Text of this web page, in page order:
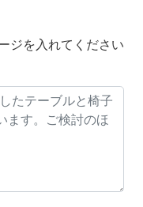
ジを入れてください